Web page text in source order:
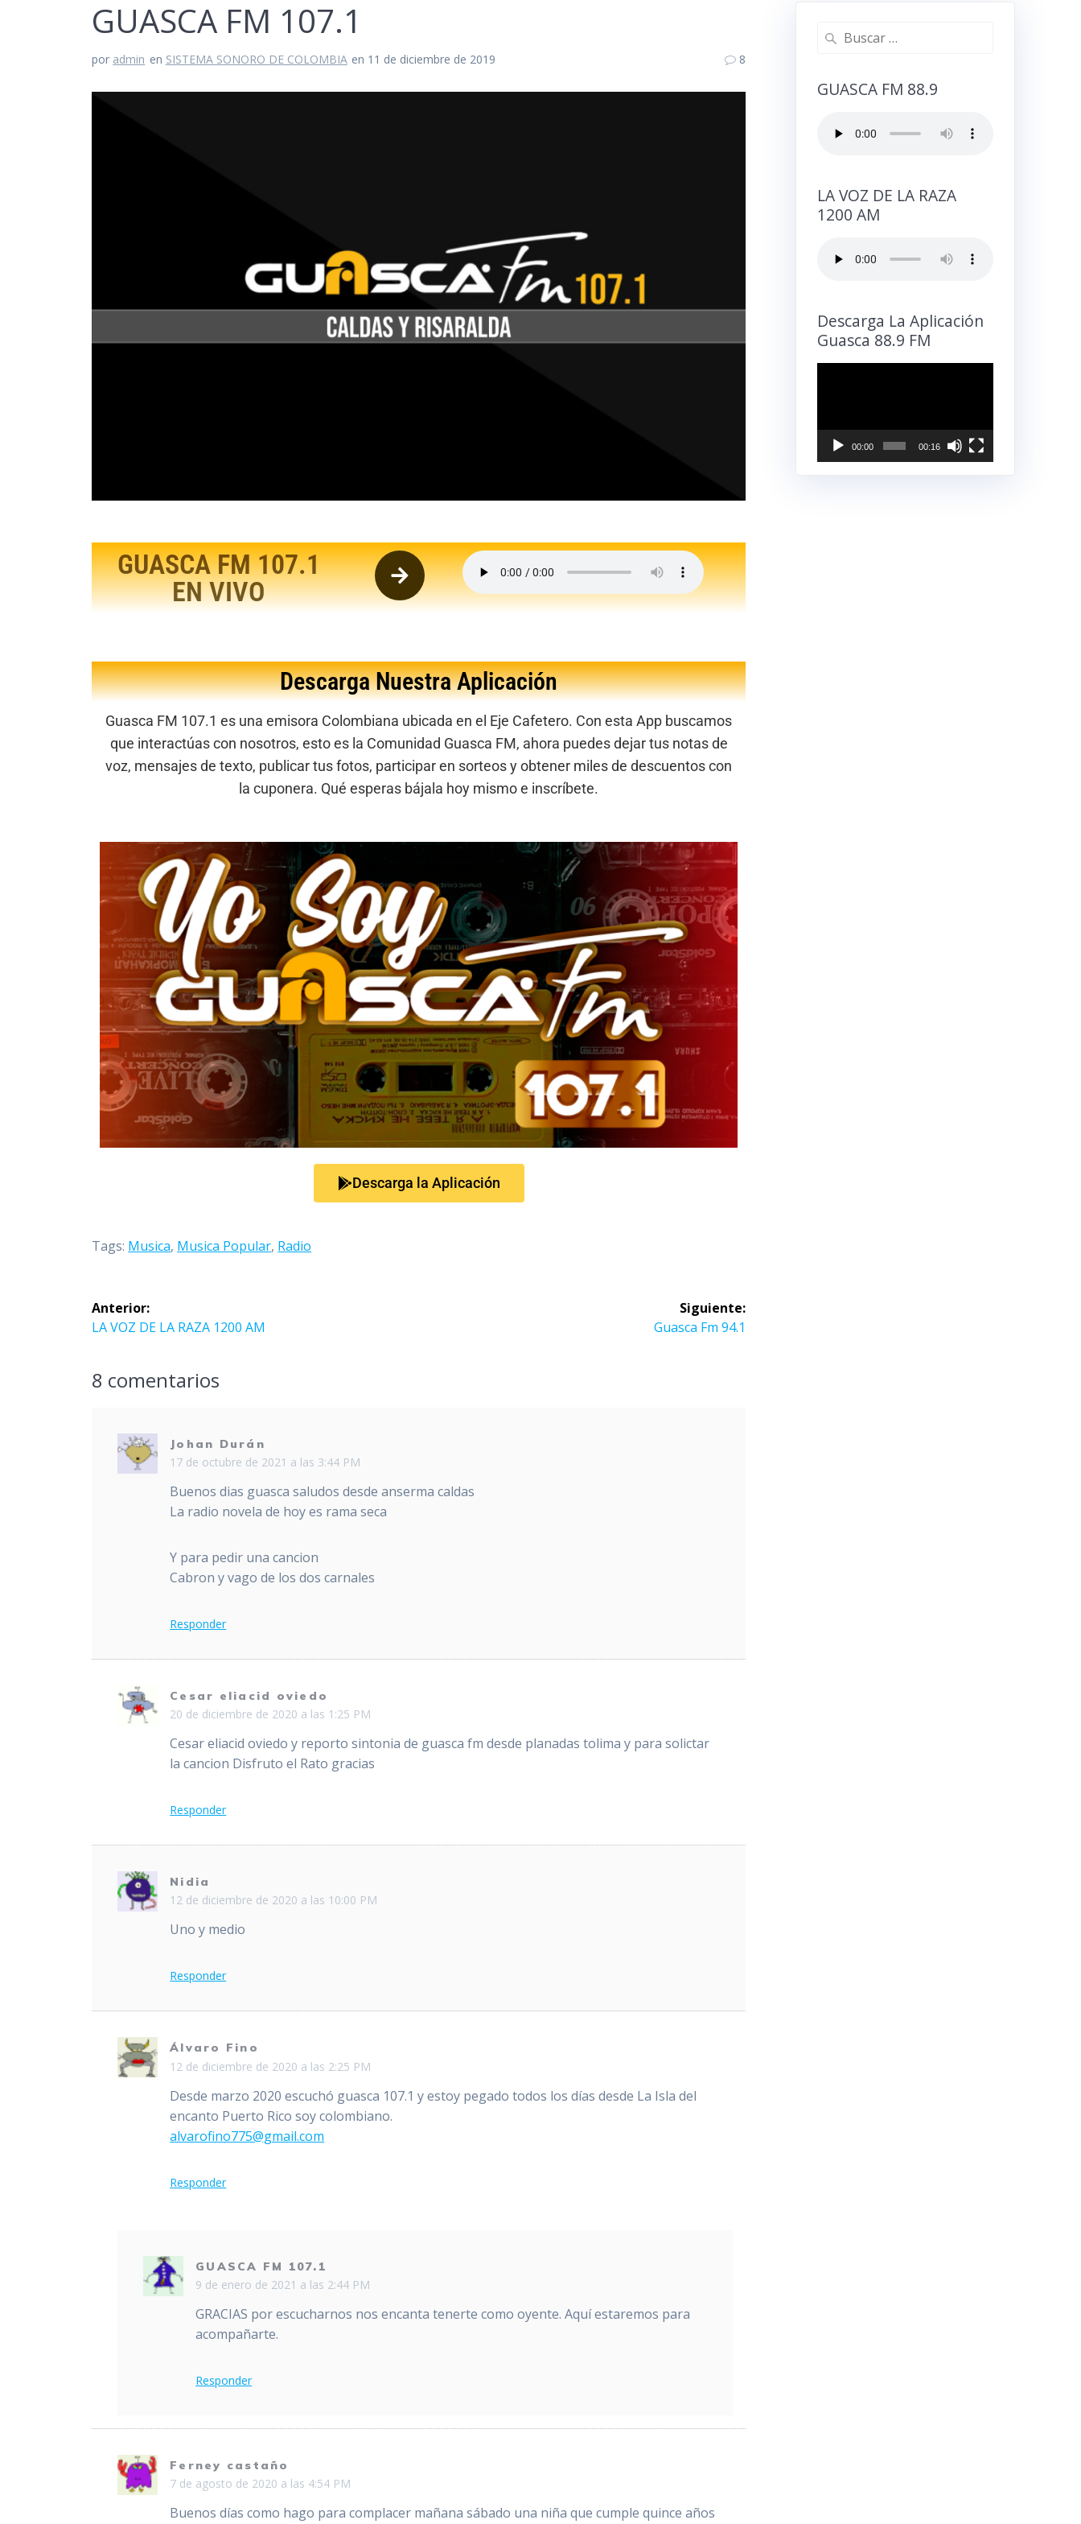
GUASCA FM 107.1
por admin en SISTEMA SONORO DE COLOMBIA en 11 de diciembre de 2019 8
GUASCA FM 107.1
EN VIVO
Descarga Nuestra Aplicación
Guasca FM 107.1 es una emisora Colombiana ubicada en el Eje Cafetero. Con esta App buscamos
que interactúas con nosotros, esto es la Comunidad Guasca FM, ahora puedes dejar tus notas de
voz, mensajes de texto, publicar tus fotos, participar en sorteos y obtener miles de descuentos con
la cuponera. Qué esperas bájala hoy mismo e inscríbete.
Descarga la Aplicación
Tags: Musica, Musica Popular, Radio
Anterior:
LA VOZ DE LA RAZA 1200 AM
Siguiente:
Guasca Fm 94.1
8 comentarios
Johan Durán
17 de octubre de 2021 a las 3:44 PM
Buenos dias guasca saludos desde anserma caldas
La radio novela de hoy es rama seca
Y para pedir una cancion
Cabron y vago de los dos carnales
Responder
Cesar eliacid oviedo
20 de diciembre de 2020 a las 1:25 PM
Cesar eliacid oviedo y reporto sintonia de guasca fm desde planadas tolima y para solictar
la cancion Disfruto el Rato gracias
Responder
Nidia
12 de diciembre de 2020 a las 10:00 PM
Uno y medio
Responder
Álvaro Fino
12 de diciembre de 2020 a las 2:25 PM
Desde marzo 2020 escuchó guasca 107.1 y estoy pegado todos los días desde La Isla del
encanto Puerto Rico soy colombiano.
alvarofino775@gmail.com
Responder
GUASCA FM 107.1
9 de enero de 2021 a las 2:44 PM
GRACIAS por escucharnos nos encanta tenerte como oyente. Aquí estaremos para
acompañarte.
Responder
Ferney castaño
7 de agosto de 2020 a las 4:54 PM
Buenos días como hago para complacer mañana sábado una niña que cumple quince años
GUASCA FM 88.9
LA VOZ DE LA RAZA
1200 AM
Descarga La Aplicación
Guasca 88.9 FM
00:00 00:16